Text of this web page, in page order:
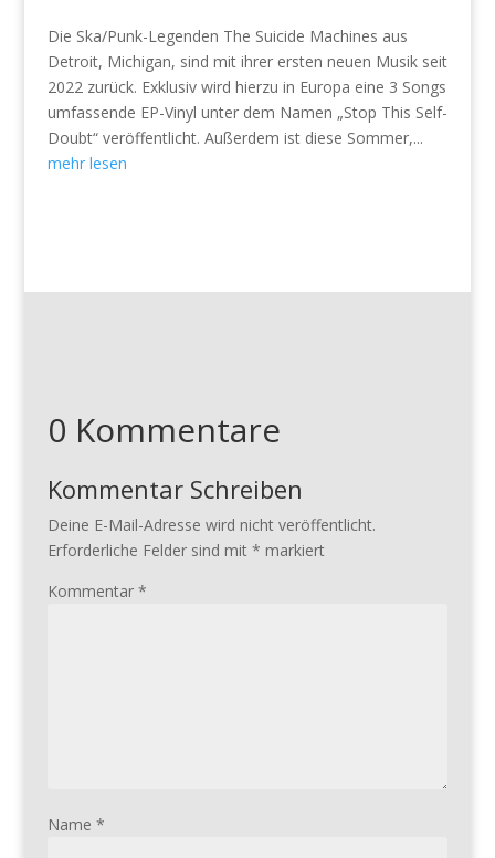
Die Ska/Punk-Legenden The Suicide Machines aus
Detroit, Michigan, sind mit ihrer ersten neuen Musik seit
2022 zurück. Exklusiv wird hierzu in Europa eine 3 Songs
umfassende EP-Vinyl unter dem Namen „Stop This Self-
Doubt“ veröffentlicht. Außerdem ist diese Sommer,...
mehr lesen
0 Kommentare
Kommentar Schreiben
Deine E-Mail-Adresse wird nicht veröffentlicht.
Erforderliche Felder sind mit * markiert
Kommentar *
Name *